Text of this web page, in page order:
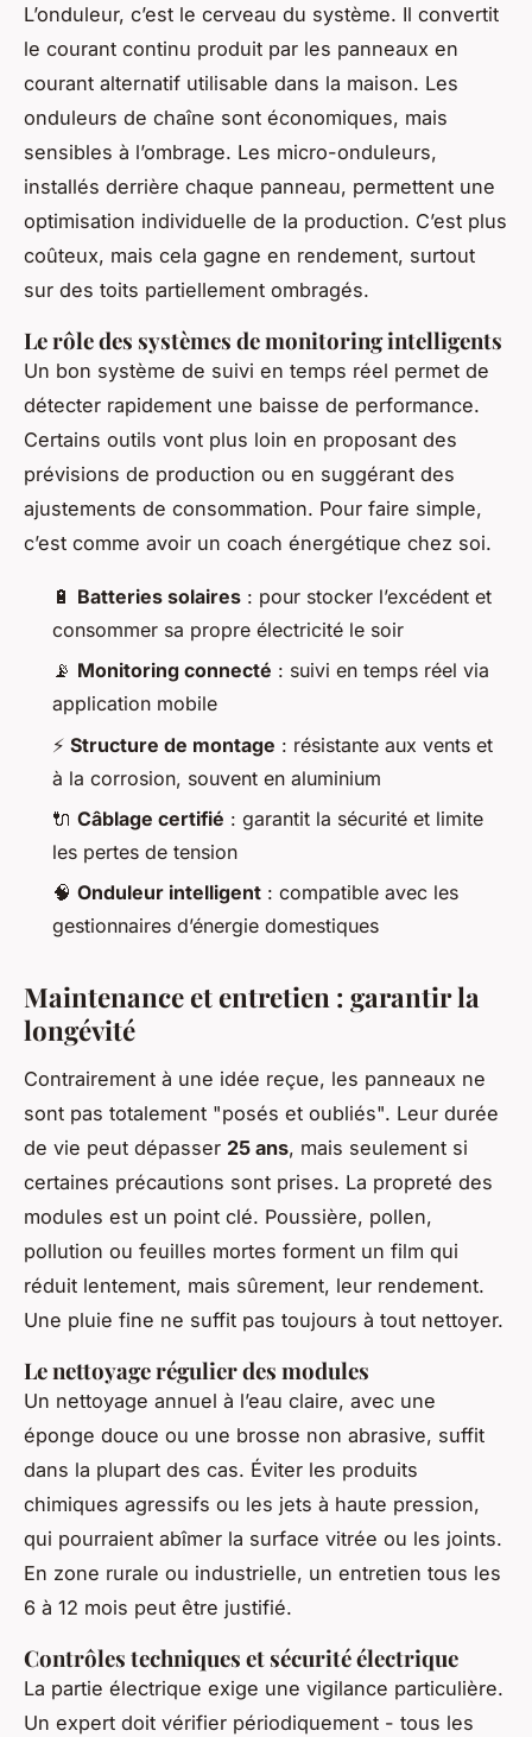
L’onduleur, c’est le cerveau du système. Il convertit
le courant continu produit par les panneaux en
courant alternatif utilisable dans la maison. Les
onduleurs de chaîne sont économiques, mais
sensibles à l’ombrage. Les micro-onduleurs,
installés derrière chaque panneau, permettent une
optimisation individuelle de la production. C’est plus
coûteux, mais cela gagne en rendement, surtout
sur des toits partiellement ombragés.
Le rôle des systèmes de monitoring intelligents
Un bon système de suivi en temps réel permet de
détecter rapidement une baisse de performance.
Certains outils vont plus loin en proposant des
prévisions de production ou en suggérant des
ajustements de consommation. Pour faire simple,
c’est comme avoir un coach énergétique chez soi.
🔋 Batteries solaires : pour stocker l’excédent et
consommer sa propre électricité le soir
📡 Monitoring connecté : suivi en temps réel via
application mobile
⚡ Structure de montage : résistante aux vents et
à la corrosion, souvent en aluminium
🔌 Câblage certifié : garantit la sécurité et limite
les pertes de tension
🧠 Onduleur intelligent : compatible avec les
gestionnaires d’énergie domestiques
Maintenance et entretien : garantir la
longévité
Contrairement à une idée reçue, les panneaux ne
sont pas totalement "posés et oubliés". Leur durée
de vie peut dépasser 25 ans, mais seulement si
certaines précautions sont prises. La propreté des
modules est un point clé. Poussière, pollen,
pollution ou feuilles mortes forment un film qui
réduit lentement, mais sûrement, leur rendement.
Une pluie fine ne suffit pas toujours à tout nettoyer.
Le nettoyage régulier des modules
Un nettoyage annuel à l’eau claire, avec une
éponge douce ou une brosse non abrasive, suffit
dans la plupart des cas. Éviter les produits
chimiques agressifs ou les jets à haute pression,
qui pourraient abîmer la surface vitrée ou les joints.
En zone rurale ou industrielle, un entretien tous les
6 à 12 mois peut être justifié.
Contrôles techniques et sécurité électrique
La partie électrique exige une vigilance particulière.
Un expert doit vérifier périodiquement - tous les